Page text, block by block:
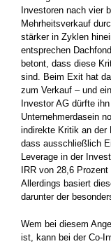
Investoren nach vier
Mehrheitsverkauf
stärker in Zyklen
entsprechen
betont, dass diese
sind. Beim Exit hat
zum Verkauf – und
Investor AG dürfte
Unternehmerdasein
indirekte Kritik an der
dass ausschließlich
Leverage in der
IRR von 28,6
Allerdings basiert
darunter der
Wem bei diesem
ist, kann bei der Co-